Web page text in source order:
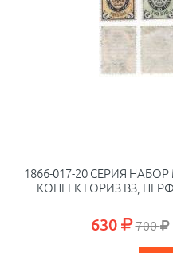
1866-017-20 СЕРИЯ
КОПЕЕК ГОРИЗ ВЗ,
630 700